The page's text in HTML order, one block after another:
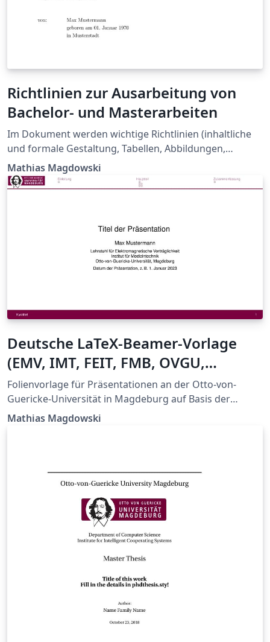
Richtlinien zur Ausarbeitung von
Bachelor- und Masterarbeiten
Im Dokument werden wichtige Richtlinien (inhaltliche
und formale Gestaltung, Tabellen, Abbildungen,
Formelsatz, Literaturangaben) zur Ausarbeitung für
Abschlussarbeiten zusammengefasst. Gleichzeit kann
das Dokument auch direkt als Vorlage für solche
Institut für Medizintechnik entwickelt.
Mathias Magdowski
Deutsche LaTeX-Beamer-Vorlage
(EMV, IMT, FEIT, FMB, OVGU,
Stimulate)
Folienvorlage für Präsentationen an der Otto-von-
Guericke-Universität in Magdeburg auf Basis der
beamer-Dokumentklasse im 16:9-Format
Mathias Magdowski